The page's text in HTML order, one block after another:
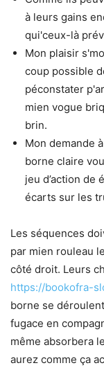
à leurs gains
qui'ceux-là
Mon plaisir
coup possible
péconstater
mien vogue
brin.
Mon demande
borne claire
jeu d’action de
écarts sur les
Les séquences
par mien rouleau
côté droit. Leurs
https://bookofra-
borne se
fugace en
même absorbera
aurez comme ça